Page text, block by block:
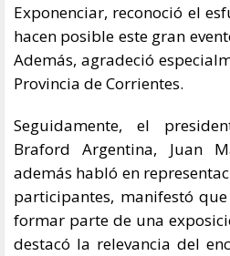
Exponenciar, reconoció el
hacen posible este gran
Además, agradeció
Provincia de Corrientes.
Seguidamente, el
Braford Argentina, Juan
además habló en
participantes, manifestó
formar parte de una
destacó la relevancia del